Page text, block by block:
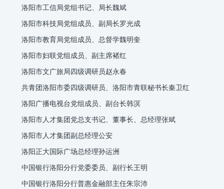
洛阳市工信局党组书记、局长魏斌
洛阳市科技局党组成员、副局长罗光成
洛阳市教育局党组成员、总督学魏明奎
洛阳市妇联党组成员、副主席褚红
洛阳市文广旅局四级调研员赵永春
共青团洛阳市委四级调研员、洛阳市青联秘书长秦卫红
洛阳广播电视台党组成员、副台长韩溟
洛阳市人才集团党总支书记、董事长、总经理张斌
洛阳市人才集团副总经理公安
洛阳正大国际广场总经理孙运洲
中国银行洛阳分行党委委员、副行长王明
中国银行洛阳分行普惠金融部主任朱宗沛